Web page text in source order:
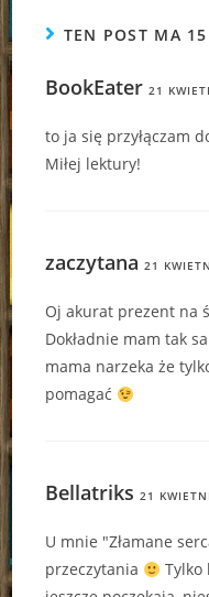
TEN POST MA
BookEater 21
to ja się przyłączam
Miłej lektury!
zaczytana 21
Oj akurat prezent na
Dokładnie mam tak
mama narzeka że
pomagać
Bellatriks 21
U mnie "Złamane
przeczytania
Tylko